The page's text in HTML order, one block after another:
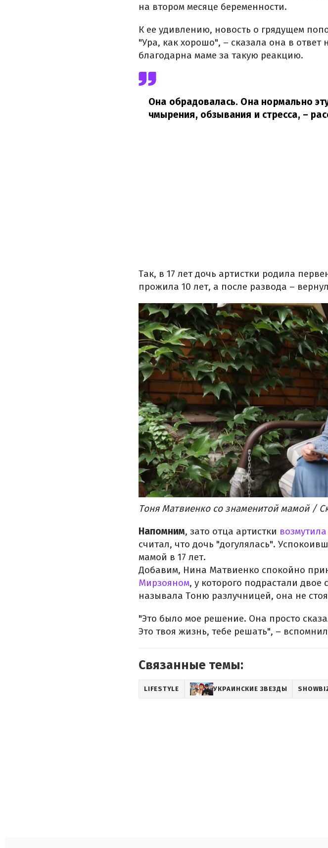
на втором месяце беременности.
К ее удивлению, новость о грядущем
"Ура, как хорошо", – сказала она в
благодарна маме за такую ​​реакцию.
Она обрадовалась. Она нормально
чмырения, обзывания и стресса, –
Так, в 17 лет дочь артистки родила
прожила 10 лет, а после развода –
Тоня Матвиенко со знаменитой мамой /
Напомним, зато отца артистки
считал, что дочь "догулялась".
мамой в 17 лет.
Добавим, Нина Матвиенко спокойно
Мирзояном, у которого подрастали двое
называла Тоню разлучницей, она не
"Это было мое решение. Она просто
Это твоя жизнь, тебе решать", –
Связанные темы:
LIFESTYLE УКРАИНСКИЕ ЗВЕЗДЫ